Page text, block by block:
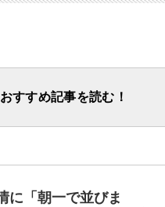
すすめ記事を読む！
に「朝一で並びま